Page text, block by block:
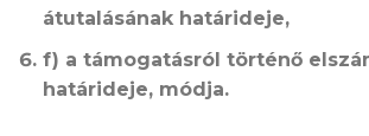
átutalásának határideje,
f) a támogatásról történő
határideje, módja.